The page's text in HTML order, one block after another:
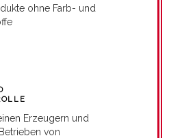
ohne Farb- und
Erzeugern und
von